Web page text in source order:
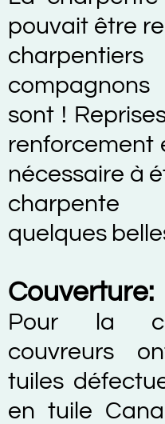
pouvait être
sont !
renforcement
nécessaire à
quelques
Couverture:
Pour la
couvreurs
tuiles
en tuile